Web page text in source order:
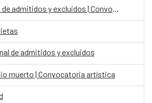
Lista provisional de admitidos y excluidos | Convocatoria para personal laboral fijo en el CCEJS
de admitidos y excluidos
muerto | Convocatoria artística